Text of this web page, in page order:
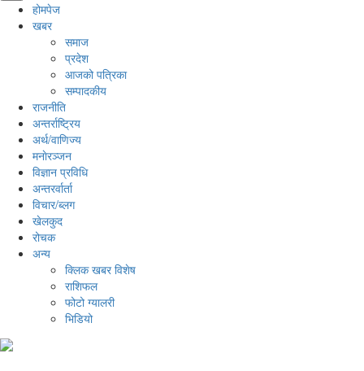
होमपेज
खबर
समाज
प्रदेश
आजको पत्रिका
सम्पादकीय
राजनीति
अन्तर्राष्ट्रिय
अर्थ/वाणिज्य
मनाेरञ्जन
विज्ञान प्रविधि
अन्तरर्वार्ता
विचार/ब्लग
खेलकुद
रोचक
अन्य
क्लिक खबर विशेष
राशिफल
फोटो ग्यालरी
भिडियो